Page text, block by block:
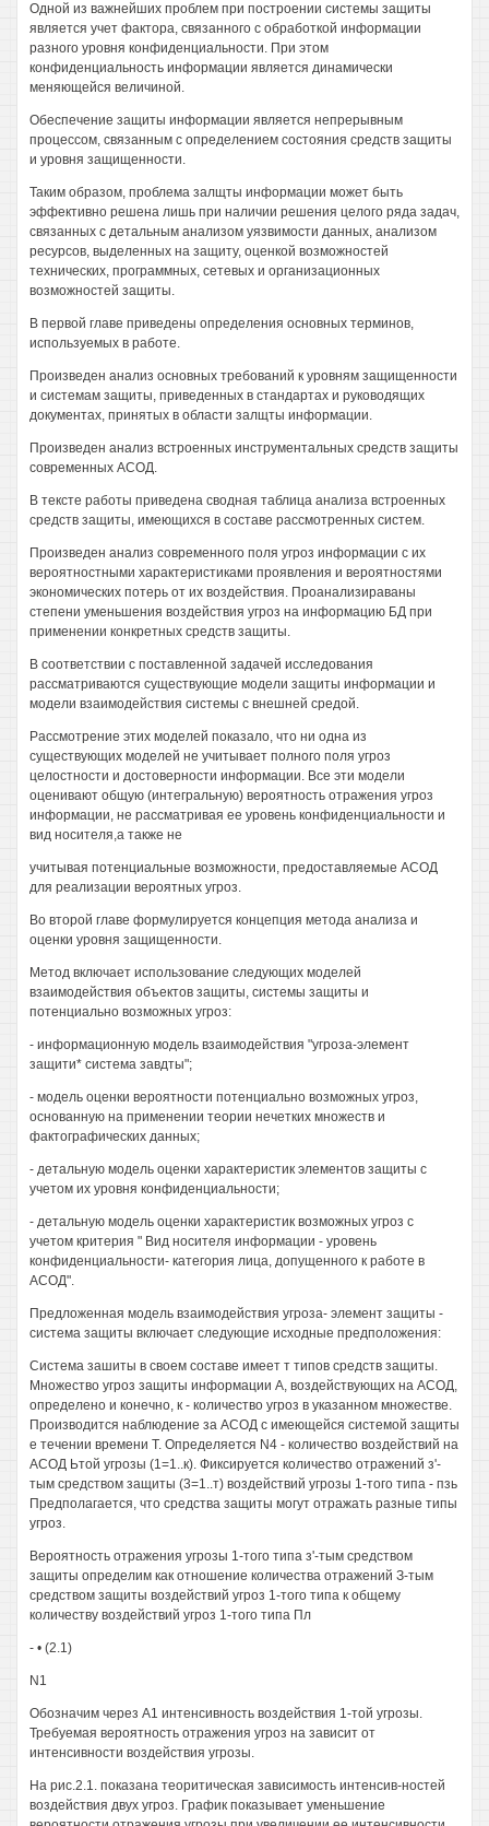
Одной из важнейших проблем при построении системы защиты
является учет фактора, связанного с обработкой информации
разного уровня конфиденциальности. При этом
конфиденциальность информации является динамически
меняющейся величиной.
Обеспечение защиты информации является непрерывным
процессом, связанным с определением состояния средств защиты
и уровня защищенности.
Таким образом, проблема залщты информации может быть
эффективно решена лишь при наличии решения целого ряда задач,
связанных с детальным анализом уязвимости данных, анализом
ресурсов, выделенных на защиту, оценкой возможностей
технических, программных, сетевых и организационных
возможностей защиты.
В первой главе приведены определения основных терминов,
используемых в работе.
Произведен анализ основных требований к уровням защищенности
и системам защиты, приведенных в стандартах и руководящих
документах, принятых в области залщты информации.
Произведен анализ встроенных инструментальных средств защиты
современных АСОД.
В тексте работы приведена сводная таблица анализа встроенных
средств защиты, имеющихся в составе рассмотренных систем.
Произведен анализ современного поля угроз информации с их
вероятностными характеристиками проявления и вероятностями
экономических потерь от их воздействия. Проанализираваны
степени уменьшения воздействия угроз на информацию БД при
применении конкретных средств защиты.
В соответствии с поставленной задачей исследования
рассматриваются существующие модели защиты информации и
модели взаимодействия системы с внешней средой.
Рассмотрение этих моделей показало, что ни одна из
существующих моделей не учитывает полного поля угроз
целостности и достоверности информации. Все эти модели
оценивают общую (интегральную) вероятность отражения угроз
информации, не рассматривая ее уровень конфиденциальности и
вид носителя,а также не
учитывая потенциальные возможности, предоставляемые АСОД
для реализации вероятных угроз.
Во второй главе формулируется концепция метода анализа и
оценки уровня защищенности.
Метод включает использование следующих моделей
взаимодействия объектов защиты, системы защиты и
потенциально возможных угроз:
- информационную модель взаимодействия "угроза-элемент
защити* система завдты";
- модель оценки вероятности потенциально возможных угроз,
основанную на применении теории нечетких множеств и
фактографических данных;
- детальную модель оценки характеристик элементов защиты с
учетом их уровня конфиденциальности;
- детальную модель оценки характеристик возможных угроз с
учетом критерия " Вид носителя информации - уровень
конфиденциальности- категория лица, допущенного к работе в
АСОД".
Предложенная модель взаимодействия угроза- элемент защиты -
система защиты включает следующие исходные предположения:
Система зашиты в своем составе имеет т типов средств защиты.
Множество угроз защиты информации А, воздействующих на АСОД,
определено и конечно, к - количество угроз в указанном множестве.
Производится наблюдение за АСОД с имеющейся системой защиты
е течении времени Т. Определяется N4 - количество воздействий на
АСОД Ьтой угрозы (1=1..к). Фиксируется количество отражений з'-
тым средством защиты (3=1..т) воздействий угрозы 1-того типа - пзь
Предполагается, что средства защиты могут отражать разные типы
угроз.
Вероятность отражения угрозы 1-того типа з'-тым средством
защиты определим как отношение количества отражений З-тым
средством защиты воздействий угроз 1-того типа к общему
количеству воздействий угроз 1-того типа Пл
- • (2.1)
N1
Обозначим через А1 интенсивность воздействия 1-той угрозы.
Требуемая вероятность отражения угроз на зависит от
интенсивности воздействия угрозы.
На рис.2.1. показана теоритическая зависимость интенсив-ностей
воздействия двух угроз. График показывает уменьшение